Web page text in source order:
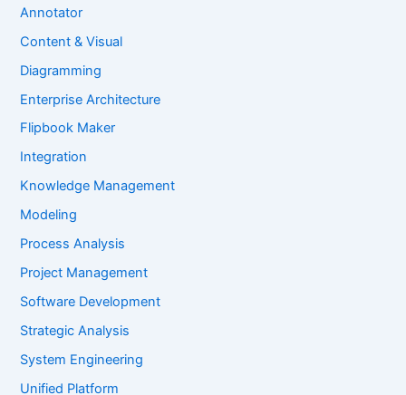
Annotator
Content & Visual
Diagramming
Enterprise Architecture
Flipbook Maker
Integration
Knowledge Management
Modeling
Process Analysis
Project Management
Software Development
Strategic Analysis
System Engineering
Unified Platform